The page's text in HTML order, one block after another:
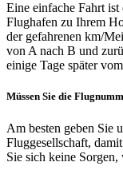
Eine einfache Fahrt
Flughafen zu Ihrem
der gefahrenen km/
von A nach B und
einige Tage später
Müssen Sie die
Am besten geben Sie
Fluggesellschaft,
Sie sich keine